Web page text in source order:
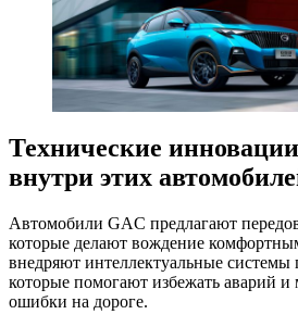
Технические
внутри этих
Автомобили GAC предлагают
которые делают вождение
внедряют интеллектуальные
которые помогают избежать аварий
ошибки на дороге.